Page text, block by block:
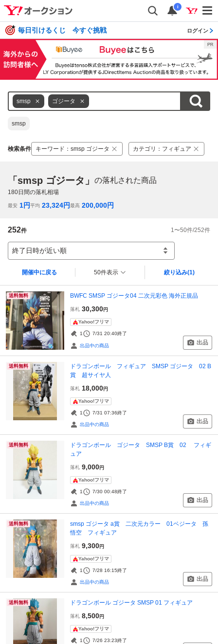
i
毎日引けるくじ 今すぐ挑戦 ログイン
smsp ゴジータ
smsp
検索条件 キーワード ： smsp ゴジータ カテゴリ ： フィギュア
「smsp ゴジータ」 の落札された商品
180日間の落札相場
最安 1円平均 23,324円最高 200,000円
252件 1 〜50件/252件
終了日時が近い順
開催中に戻る 50件表示 絞り込み(1)
送料無料 BWFC SMSP ゴジータ04 二次元彩色 海外正規品
落札 30,300円
Yahoo!フリマ
1 7/31 20:40終了
出品中の商品 出品
送料無料
ドラゴンボール フィギュア SMSP ゴジータ 02 B
賞 超サイヤ人
落札 18,000円
Yahoo!フリマ
1 7/31 07:36終了
出品中の商品 出品
送料無料
ドラゴンボール ゴジータ SMSP B賞 02 フィギ
ュア
落札 9,000円
Yahoo!フリマ
1 7/30 00:48終了
出品中の商品 出品
送料無料
smsp ゴジータ a賞 二次元カラー 01ベジータ 孫
悟空 フィギュア
落札 9,300円
Yahoo!フリマ
1 7/28 16:15終了
出品中の商品 出品
送料無料 ドラゴンボール ゴジータ SMSP 01 フィギュア
落札 8,500円
Yahoo!フリマ
1 7/26 23:23終了